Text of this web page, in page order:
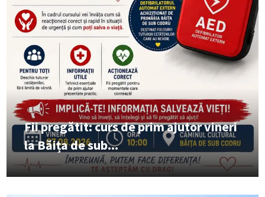
Fii pregătit: curs de prim ajutor vineri
la Băița de sub...